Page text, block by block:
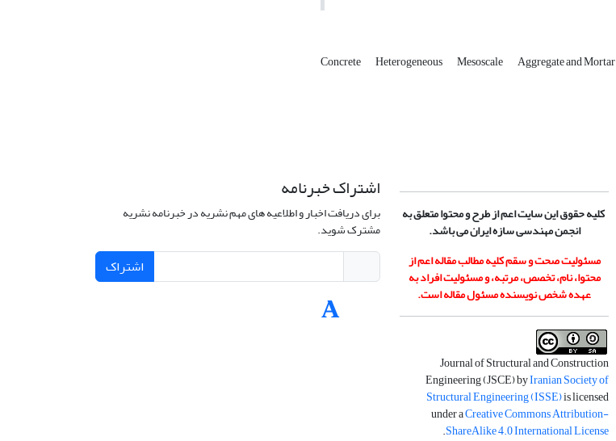
Concrete Heterogeneous Mesoscale Aggregate and Mortar
کلیه حقوق این سایت اعم از طرح و محتوا متعلق به
انجمن مهندسی سازه ایران می باشد.
مسئولیت صحت و سقم کلیه مطالب مقاله اعم از
محتوا، نام، تخصص، مرتبه، و مسئولیت افراد به
عهده شخص نویسنده مسئول مقاله است.
Journal of Structural and Construction
Engineering (JSCE) byIranian Society of
Structural Engineering (ISSE)is licensed
under aCreative Commons Attribution-
ShareAlike 4.0 International License
.
اشتراک خبرنامه
برای دریافت اخبار و اطلاعیه های مهم نشریه در خبرنامه نشریه
مشترک شوید.
اشتراک